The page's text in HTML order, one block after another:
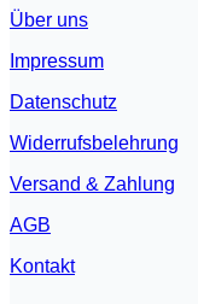
Über uns
Impressum
Datenschutz
Widerrufsbelehrung
Versand & Zahlung
AGB
Kontakt